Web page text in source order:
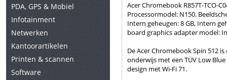
PDA, GPS & Mobiel
Infotainment
Netwerken
Kantoorartikelen
Printen & scannen
Software
Acer Chromebook R857T-TCO-
Processormodel: N150.
Intern geheugen: 8 GB, Intern
board graphics adapter model:
De Acer Chromebook Spin 512
onderwijs met een TÜV Low
design met Wi-Fi 71.